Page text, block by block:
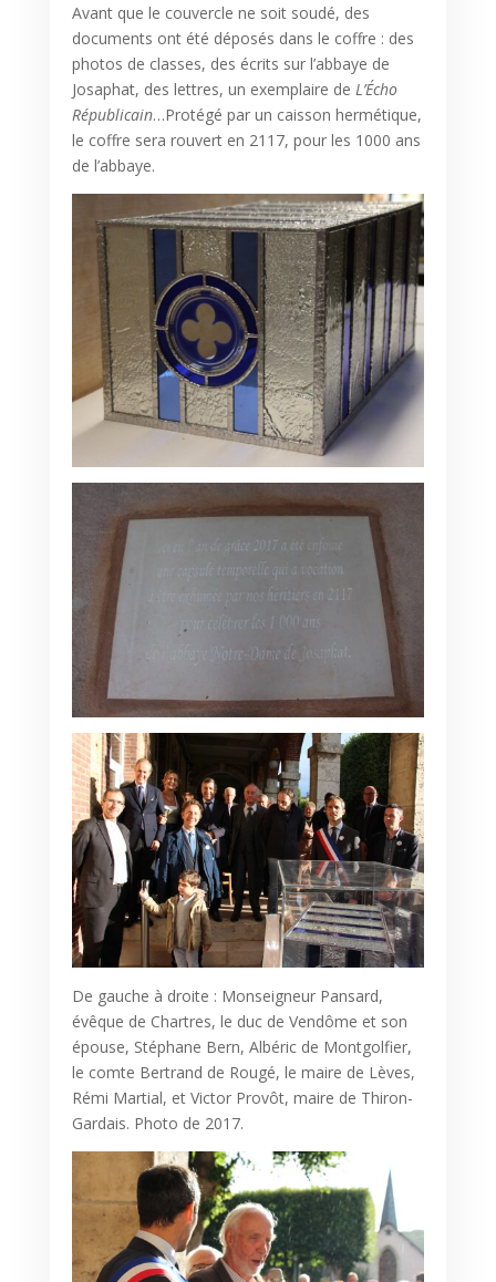
Avant que le couvercle ne soit soudé, des
documents ont été déposés dans le coffre : des
photos de classes, des écrits sur l’abbaye de
Josaphat, des lettres, un exemplaire de L’Écho
Républicain…Protégé par un caisson hermétique,
le coffre sera rouvert en 2117, pour les 1000 ans
de l’abbaye.
De gauche à droite : Monseigneur Pansard,
évêque de Chartres, le duc de Vendôme et son
épouse, Stéphane Bern, Albéric de Montgolfier,
le comte Bertrand de Rougé, le maire de Lèves,
Rémi Martial, et Victor Provôt, maire de Thiron-
Gardais. Photo de 2017.